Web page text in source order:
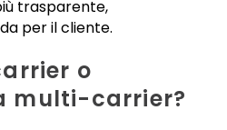
trasparente,
per il cliente.
o
multi-carrier?